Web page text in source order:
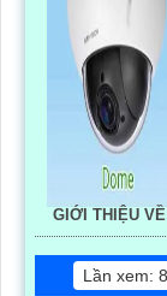
GIỚI THIỆU
Lần xem: